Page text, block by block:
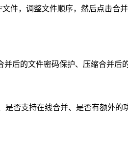
件，调整文件顺序，然后点击合
后的文件密码保护、压缩合并后
否支持在线合并、是否有额外的